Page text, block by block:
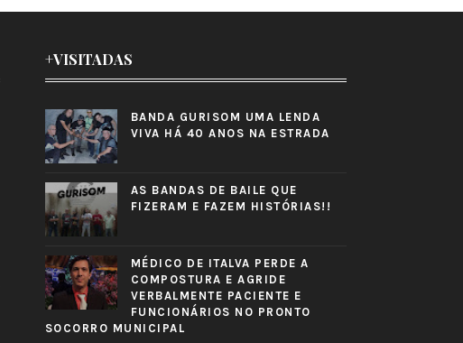
+VISITADAS
BANDA GURISOM UMA LENDA
VIVA HÁ 40 ANOS NA ESTRADA
AS BANDAS DE BAILE QUE
FIZERAM E FAZEM HISTÓRIAS!!
MÉDICO DE ITALVA PERDE A
COMPOSTURA E AGRIDE
VERBALMENTE PACIENTE E
FUNCIONÁRIOS NO PRONTO
SOCORRO MUNICIPAL